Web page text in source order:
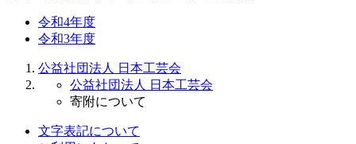
令和4年度
令和3年度
公益社団法人 日本工芸会
公益社団法人 日本工芸会
寄附について
文字表記について